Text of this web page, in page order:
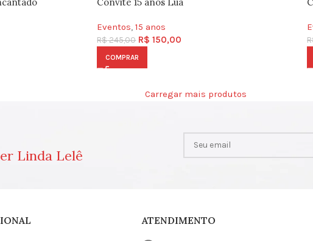
Eventos 15 anos
R$245,00 R$ 150,00
COMPRAR
Carregar mais produtos
Linda Lelê
ATENDIMENTO